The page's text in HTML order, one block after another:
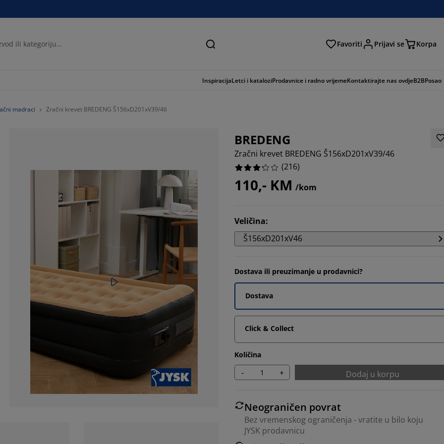
Traži Favoriti Prijavi se Korpa
InspiracijaLetci i kataloziProdavnice i radno vrijemeKontaktirajte nas ovdjeB2BPosao
madraci Zračni krevet BREDENG Š156xD201xV39/46
BREDENG
Zračni krevet BREDENG Š156xD201xV39/46
(216)
110,- KM /kom
Veličina:
Š156xD201xV46
Dostava ili preuzimanje u prodavnici?
Dostava
Click & Collect
Količina
- + Dodaj u korpu
Neograničen povrat
Bez vremenskog ograničenja - vratite u bilo koju
JYSK prodavnicu
43.51851851851852%
8.333333333333332%
4.62962962962963%
10.185185185185185%
33.33333333333333%